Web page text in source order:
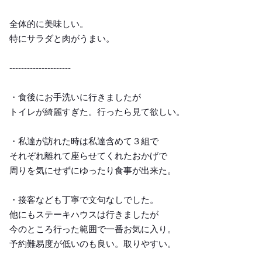
全体的に美味しい。
特にサラダと肉がうまい。
---------------------
・食後にお手洗いに行きましたが
トイレが綺麗すぎた。行ったら見て欲しい。
・私達が訪れた時は私達含めて３組で
それぞれ離れて座らせてくれたおかげで
周りを気にせずにゆったり食事が出来た。
・接客なども丁寧で文句なしでした。
他にもステーキハウスは行きましたが
今のところ行った範囲で一番お気に入り。
予約難易度が低いのも良い。取りやすい。